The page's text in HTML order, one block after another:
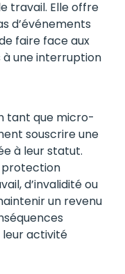
travail. Elle offre
d’événements
faire face aux
à une interruption
tant que micro-
souscrire une
à leur statut.
protection
d’invalidité ou
un revenu
leur activité